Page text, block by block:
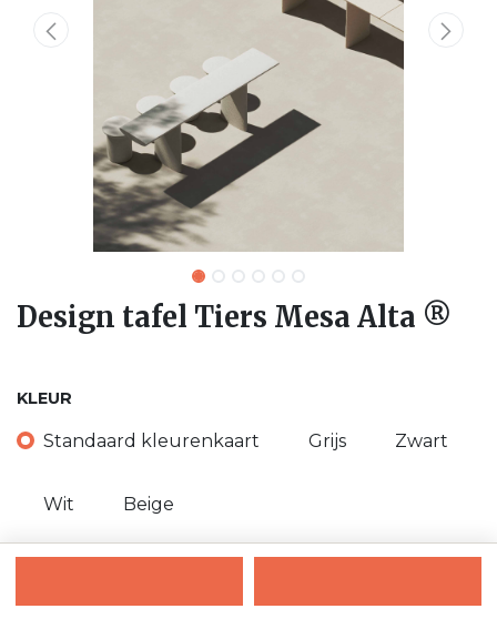
Design tafel Tiers Mesa Alta ®
KLEUR
Standaard kleurenkaart Grijs Zwart
Wit Beige